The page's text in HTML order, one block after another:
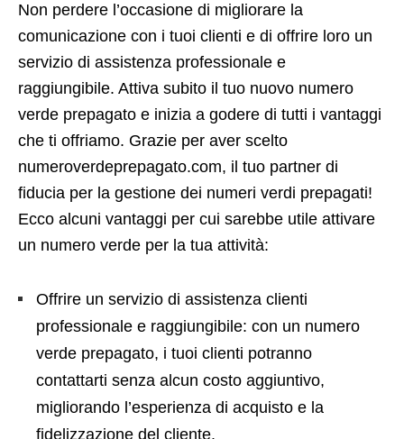
Non perdere l’occasione di migliorare la
comunicazione con i tuoi clienti e di offrire loro un
servizio di assistenza professionale e
raggiungibile. Attiva subito il tuo nuovo numero
verde prepagato e inizia a godere di tutti i vantaggi
che ti offriamo. Grazie per aver scelto
numeroverdeprepagato.com, il tuo partner di
fiducia per la gestione dei numeri verdi prepagati!
Ecco alcuni vantaggi per cui sarebbe utile attivare
un numero verde per la tua attività:
Offrire un servizio di assistenza clienti
professionale e raggiungibile: con un numero
verde prepagato, i tuoi clienti potranno
contattarti senza alcun costo aggiuntivo,
migliorando l’esperienza di acquisto e la
fidelizzazione del cliente.